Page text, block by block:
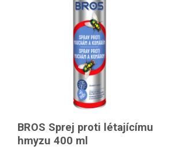
BROS Sprej proti létajícímu
hmyzu 400 ml